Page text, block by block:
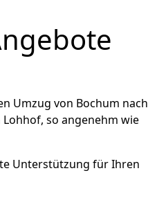
Umzug von Bochum nach
so angenehm wie
Unterstützung für Ihren